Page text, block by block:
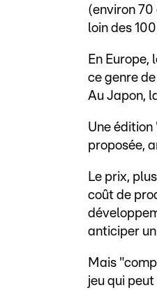
(environ 70
loin des
En
ce genre
Au Japon,
Une
proposée,
Le prix,
coût de
anticiper
Mais
jeu qui